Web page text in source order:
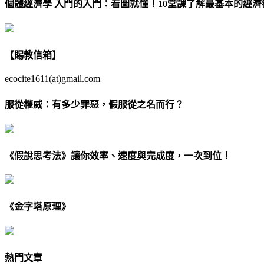
個體經濟學 入門的入門：看圖就懂！10堂課了解最基本的經濟
【賜教信箱】
ecocite1611(at)gmail.com
服從權威：有多少罪惡，假服從之名而行？
《假說思考法》讓你效率、速度與完成度，一次到位！
《金字塔原理》
熱門文章